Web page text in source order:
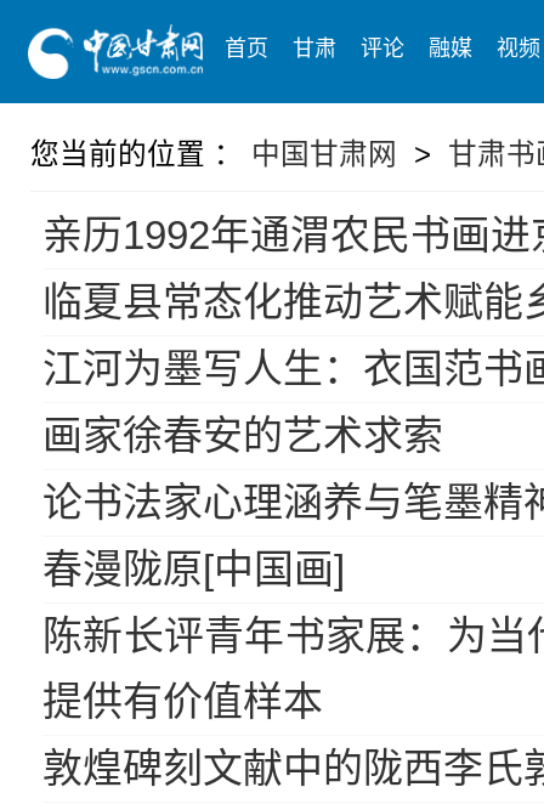
首页 甘肃 评论 融媒 视频
您当前的位置 ： 中国甘肃网 > 甘肃书
亲历1992年通渭农民书画进
临夏县常态化推动艺术赋能
江河为墨写人生：衣国范书
画家徐春安的艺术求索
论书法家心理涵养与笔墨精
春漫陇原[中国画]
陈新长评青年书家展：为
提供有价值样本
敦煌碑刻文献中的陇西李氏